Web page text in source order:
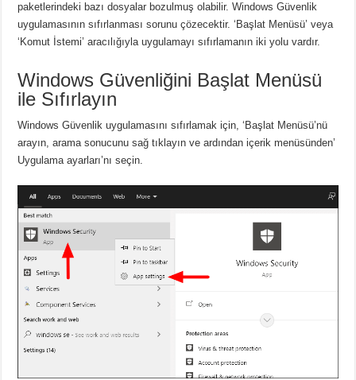
paketlerindeki bazı dosyalar bozulmuş olabilir. Windows Güvenlik
uygulamasının sıfırlanması sorunu çözecektir. ‘Başlat Menüsü’ veya
‘Komut İstemi’ aracılığıyla uygulamayı sıfırlamanın iki yolu vardır.
Windows Güvenliğini Başlat Menüsü
ile Sıfırlayın
Windows Güvenlik uygulamasını sıfırlamak için, ‘Başlat Menüsü’nü
arayın, arama sonucunu sağ tıklayın ve ardından içerik menüsünden’
Uygulama ayarları’nı seçin.